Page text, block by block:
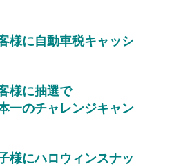
様に自動車税キャッシ
様に抽選で
レンジキャン
様にハロウィンスナッ